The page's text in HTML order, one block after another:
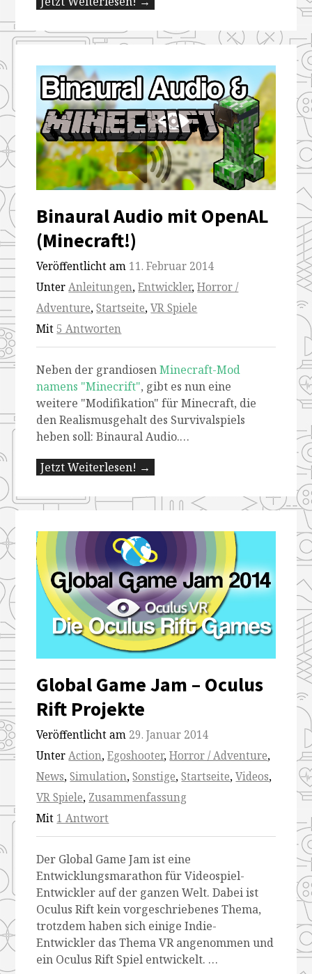
Binaural Audio mit OpenAL
(Minecraft!)
Veröffentlicht am 11. Februar 2014
UnterAnleitungen,Entwickler,Horror /
Adventure,Startseite,VR Spiele
Mit5 Antworten
Neben der grandiosenMinecraft-Mod
namens "Minecrift", gibt es nun eine
weitere "Modifikation" für Minecraft, die
den Realismusgehalt des Survivalspiels
heben soll: Binaural Audio.…
Jetzt Weiterlesen! →
Global Game Jam – Oculus
Rift Projekte
Veröffentlicht am 29. Januar 2014
UnterAction,Egoshooter,Horror / Adventure,
News,Simulation,Sonstige,Startseite,Videos,
VR Spiele, Zusammenfassung
Mit 1 Antwort
Der Global Game Jam ist eine
Entwicklungsmarathon für Videospiel-
Entwickler auf der ganzen Welt. Dabei ist
Oculus Rift kein vorgeschriebenes Thema,
trotzdem haben sich einige Indie-
Entwickler das Thema VR angenommen und
ein Oculus Rift Spiel entwickelt. …